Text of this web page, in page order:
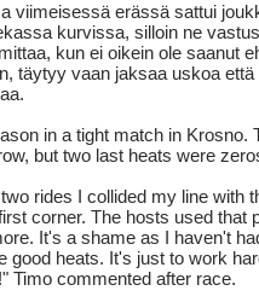
viimeisessä erässä sattui
kurvissa, silloin ne
kun ei oikein ole saanut
täytyy vaan jaksaa uskoa
in a tight match in Krosno.
but two last heats were
rides I collided my line with
corner. The hosts used that
It's a shame as I haven't
good heats. It's just to work
Timo commented after race.